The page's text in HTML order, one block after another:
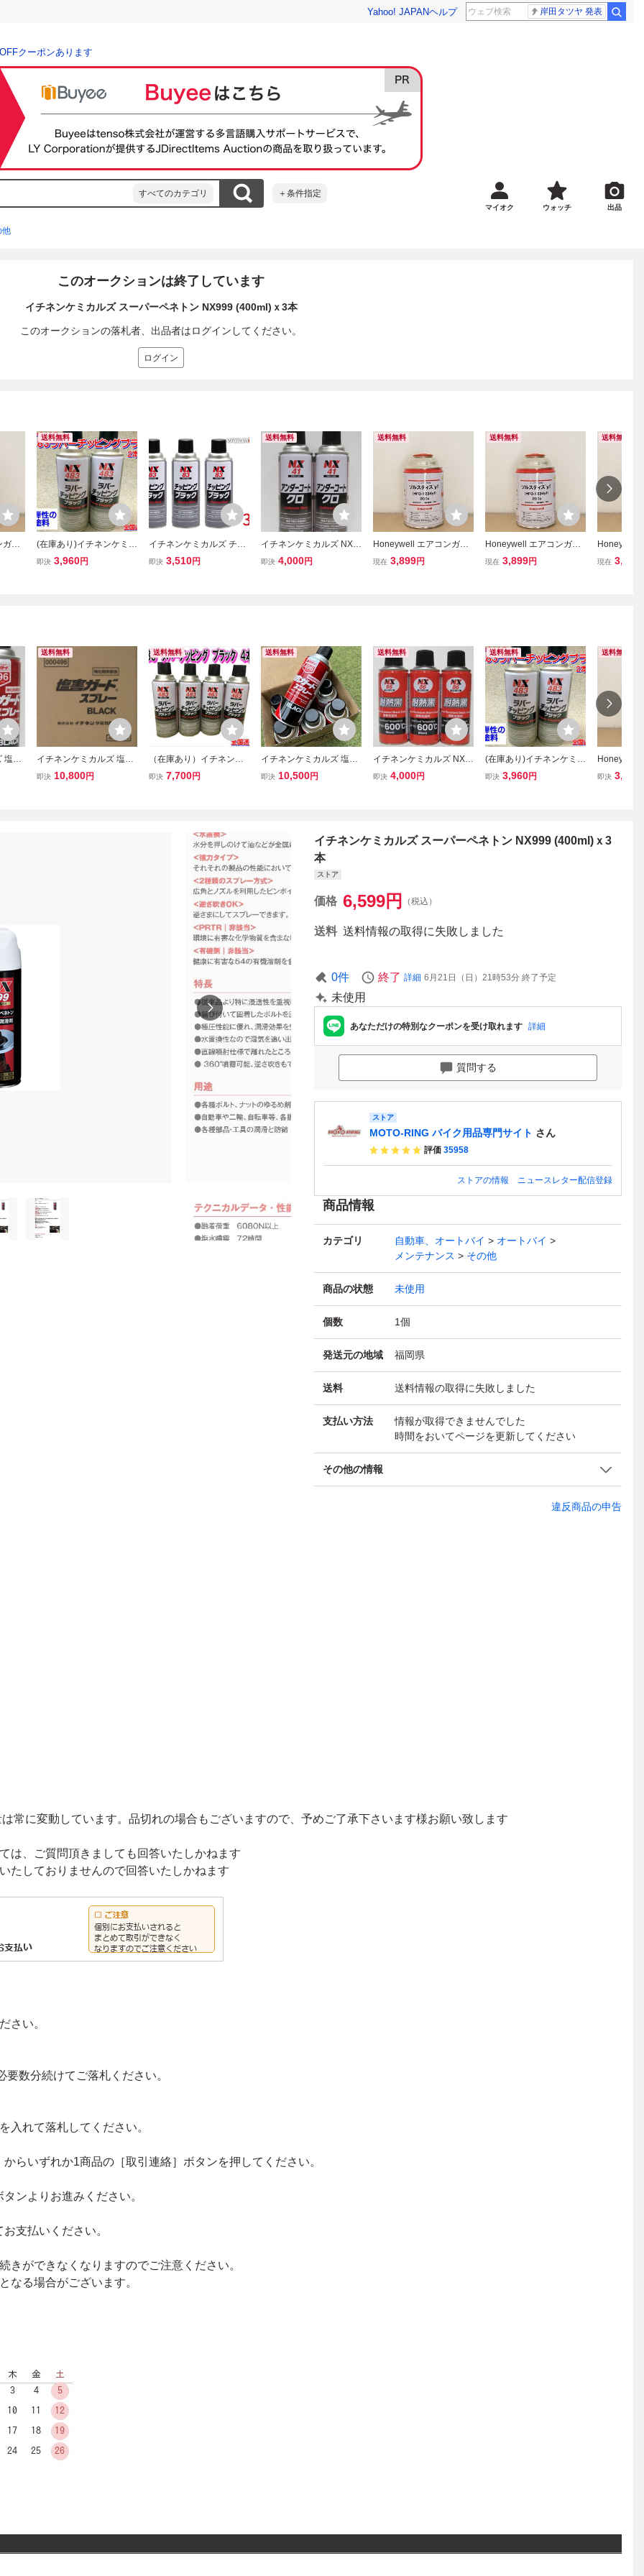
Yahoo! JAPANヘルプ 岸田タツヤ 発表
クーポンあります
すべてのカテゴリ ＋条件指定
マイオク ウォッチ 出品
他
このオークションは終了しています
イチネンケミカルズ スーパーペネトン NX999 (400ml)ｘ3本
このオークションの落札者、出品者はログインしてください。
ログイン
ガス
送料無料
(在庫あり)イチネンケミカ
ルズ ＮＸ483ラバーチ
即決 3,960円
イチネンケミカルズ チッ
ピング ブラック 黒 3本セ
即決 3,510円
送料無料
イチネンケミカルズ NX4
1 アンダーコート クロ 凹
即決 4,000円
送料無料
Honeywell エアコンガス
ソルスティス HFO-1234y
現在 3,899円
送料無料
Honeywell エアコンガス
ソルスティス HFO-1234y
現在 3,899円
送料無料
Honeywell
ソルスティ
現在 3,899
塩害
送料無料
イチネンケミカルズ 塩害
ガード スプレー ブラック
即決 10,800円
送料無料
（在庫あり）イチネンケ
ミカルズ NX483 ラバ
即決 7,700円
送料無料
イチネンケミカルズ 塩害
ガード ブラック 6本セッ
即決 10,500円
送料無料
イチネンケミカルズ NX8
6 耐熱黒 ブラック 600℃
即決 4,000円
送料無料
(在庫あり)イチネンケミカ
ルズ ＮＸ483ラバーチ
即決 3,960円
送料無料
Honeywell
ソルスティ
即決 3,900
イチネンケミカルズ スーパーペネトン NX999 (400ml)ｘ3
本
ストア
価格 6,599円 （税込）
送料 送料情報の取得に失敗しました
0件 終了 詳細 6月21日（日）21時53分 終了予定
未使用
あなただけの特別なクーポンを受け取れます 詳細
質問する
ストア
MOTO-RING バイク用品専門サイト さん
評価 35958
ストアの情報 ニュースレター配信登録
商品情報
カテゴリ 自動車、オートバイ
オートバイ
メンテナンス
その他
商品の状態 未使用
個数 1個
発送元の地域 福岡県
送料 送料情報の取得に失敗しました
支払い方法
情報が取得できませんでした
時間をおいてページを更新してください
その他の情報
違反商品の申告